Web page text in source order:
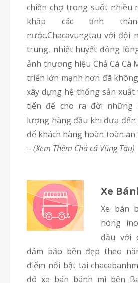
chiên chợ trong suốt nhiều
khắp các tỉnh
nước.Chacavungtau với đội
trung, nhiệt huyết đồng
ảnh thương hiệu Chả Cá Cà
triển lớn mạnh hơn đã
xây dựng hệ thống sản xuất
tiến để cho ra đời những
lượng hàng đầu khi đưa đến
để khách hàng hoàn toàn
– (Xem Thêm Chả cá Vũng Tàu)
Xe
Xe bán bánh mì chả cá
nóng
đầu với
đảm bảo bền đẹp theo
điểm nổi bật tại
đó xe bán bánh mì bên